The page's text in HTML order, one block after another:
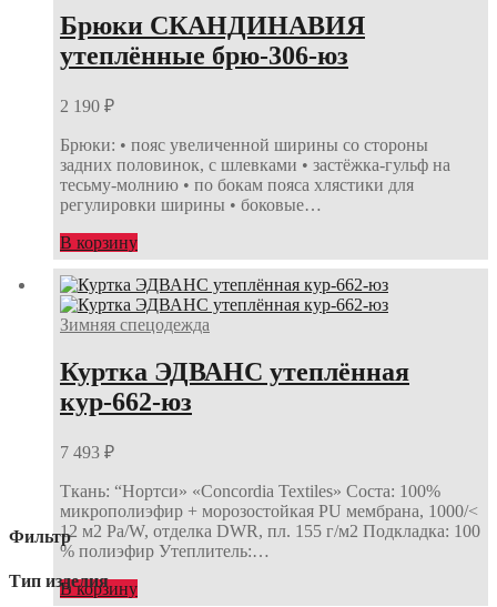
Брюки СКАНДИНАВИЯ
утеплённые брю-306-юз
2 190 ₽
Брюки: • пояс увеличенной ширины со стороны
задних половинок, с шлевками • застёжка-гульф на
тесьму-молнию • по бокам пояса хлястики для
регулировки ширины • боковые…
В корзину
Зимняя спецодежда
Куртка ЭДВАНС утеплённая
кур-662-юз
7 493 ₽
Ткань: “Нортси» «Concordia Textiles» Соста: 100%
микрополиэфир + морозостойкая PU мембрана, 1000/<
12 м2 Ра/W, отделка DWR, пл. 155 г/м2 Подкладка: 100
% полиэфир Утеплитель:…
В корзину
Фильтр
Тип изделия